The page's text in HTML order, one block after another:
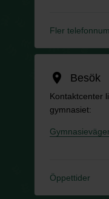
Fler
location_on Besök
Kontaktcenter
gymnasiet:
Öppettider